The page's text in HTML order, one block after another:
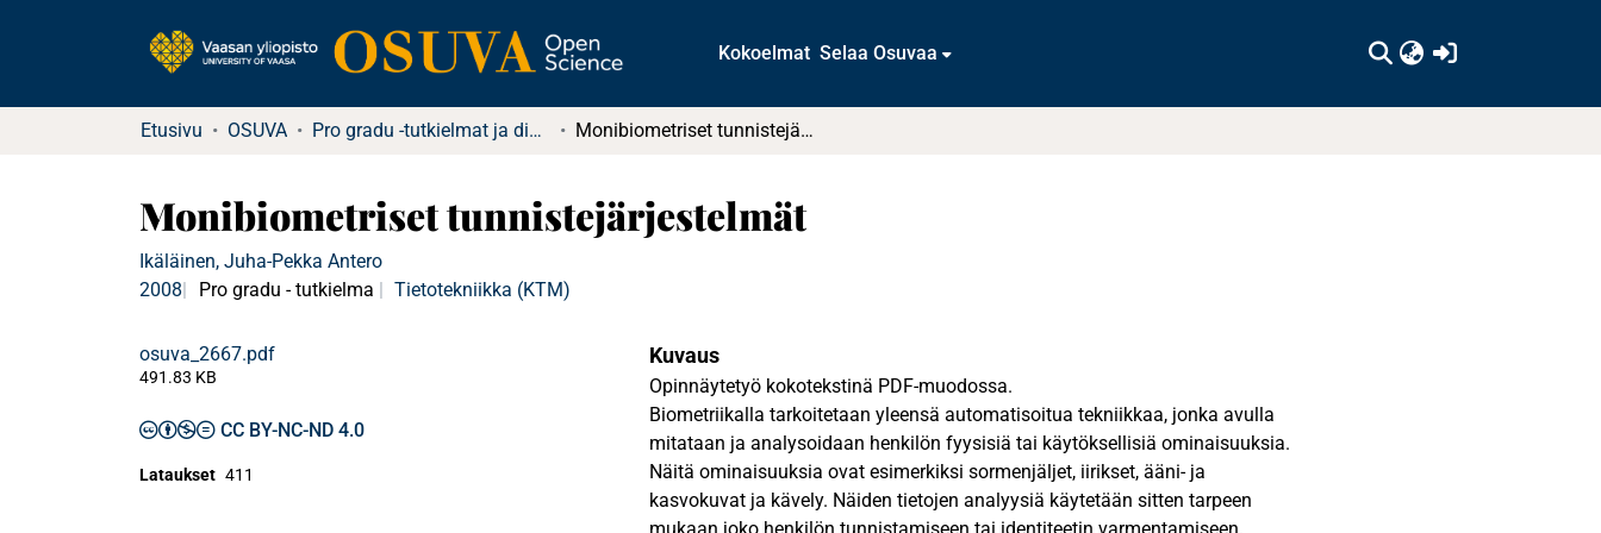
Kokoelmat Selaa Osuvaa
Etusivu OSUVA Pro gradu -tutkielmat ja diplomityöt Monibiometriset tunnistejärjestelmät
Monibiometriset tunnistejärjestelmät
Ikäläinen, Juha-Pekka Antero
2008
Pro gradu - tutkielma Tietotekniikka (KTM)
osuva_2667.pdf
491.83 KB
CC BY-NC-ND 4.0
Lataukset 411
Kuvaus
Opinnäytetyö kokotekstinä PDF-muodossa.
Biometriikalla tarkoitetaan yleensä automatisoitua tekniikkaa, jonka avulla
mitataan ja analysoidaan henkilön fyysisiä tai käytöksellisiä ominaisuuksia.
Näitä ominaisuuksia ovat esimerkiksi sormenjäljet, iirikset, ääni- ja
kasvokuvat ja kävely. Näiden tietojen analyysiä käytetään sitten tarpeen